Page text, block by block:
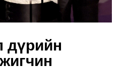
дүрийн